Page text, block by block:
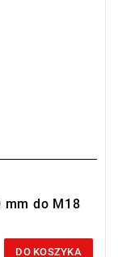
mm do M18
DO KOSZYKA